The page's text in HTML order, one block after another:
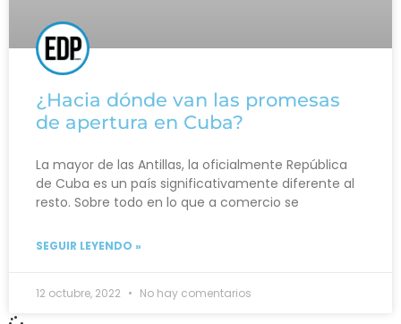
¿Hacia dónde van las promesas
de apertura en Cuba?
La mayor de las Antillas, la oficialmente República
de Cuba es un país significativamente diferente al
resto. Sobre todo en lo que a comercio se
SEGUIR LEYENDO »
12 octubre, 2022 No hay comentarios